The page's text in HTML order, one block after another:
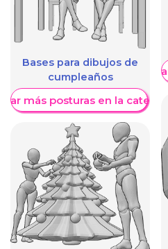
Bases para dibujos de
cumpleaños
más posturas en la